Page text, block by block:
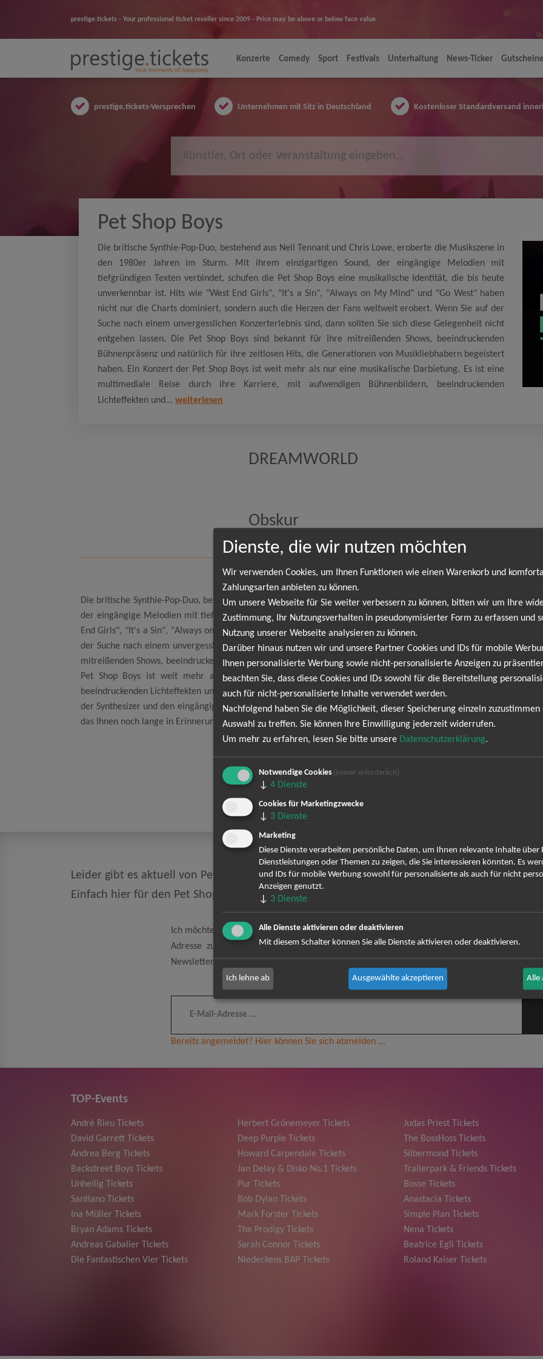
prestige.tickets - Your professional ticket reseller since 2009 - Price may be above or below face value
Konzerte Comedy Sport Festivals Unterhaltung News-Ticker Gutscheine
prestige.tickets-Versprechen Unternehmen mit Sitz in Deutschland Kostenloser Standardversand
Pet Shop Boys
Die britische Synthie-Pop-Duo, bestehend aus Neil Tennant und Chris Lowe, eroberte die Musikszene in
den 1980er Jahren im Sturm. Mit ihrem einzigartigen Sound, der eingängige Melodien mit
tiefgründigen Texten verbindet, schufen die Pet Shop Boys eine musikalische Identität, die bis heute
unverkennbar ist. Hits wie "West End Girls", "It's a Sin", "Always on My Mind" und "Go West" haben
nicht nur die Charts dominiert, sondern auch die Herzen der Fans weltweit erobert. Wenn Sie auf der
Suche nach einem unvergesslichen Konzerterlebnis sind, dann sollten Sie sich diese Gelegenheit nicht
entgehen lassen. Die Pet Shop Boys sind bekannt für ihre mitreißenden Shows, beeindruckenden
Bühnenpräsenz und natürlich für ihre zeitlosen Hits, die Generationen von Musikliebhabern begeistert
haben. Ein Konzert der Pet Shop Boys ist weit mehr als nur eine musikalische Darbietung. Es ist eine
multimediale Reise durch ihre Karriere, mit aufwendigen Bühnenbildern, beeindruckenden
Lichteffekten und... weiterlesen
DREAMWORLD
Obskur
Pet Shop Boys
Die britische Synthie-Pop-Duo, bestehend aus Neil Tennant und Chris Lowe, eroberte die Musikszene in den
der eingängige Melodien mit tiefgründigen Texten verbindet, schufen die Pet Shop Boys eine musikalische
End Girls", "It's a Sin", "Always on My Mind" und "Go West" haben nicht nur die Charts dominiert, sondern auch
der Suche nach einem unvergesslichen Konzerterlebnis sind, dann sollten Sie sich diese Gelegenheit nicht
mitreißenden Shows, beeindruckenden Bühnenpräsenz und natürlich für ihre zeitlosen Hits, die Generationen von
Pet Shop Boys ist weit mehr als nur eine musikalische Darbietung. Es ist eine multimediale Reise durch
beeindruckenden Lichteffekten und einer energiegeladenen Performance, die das Publikum in ihren Bann zieht.
der Synthesizer und den eingängigen Texten schafft eine Atmosphäre, die zum Tanzen, Mitsingen und Feiern
das Ihnen noch lange in Erinnerung bleiben wird
Obskur
Leider gibt es aktuell von Pet Shop Boys keine Termine. Wir informieren dich jedoch gerne
Einfach hier für den Pet Shop Boys Newsletter anmelden und keine Angebote und Tourdaten
Ich möchte den regelmäßig erscheinenden Newsletter abonnieren und bin daher mit einer
Adresse zum Zweck der Zustellung des Newsletters entsprechend der
Newsletter kann ich jederzeit wieder abbestellen.
Bereits angemeldet? Hier können Sie sich abmelden ...
TOP-Events
André Rieu Tickets
David Garrett Tickets
Andrea Berg Tickets
Backstreet Boys Tickets
Unheilig Tickets
Santiano Tickets
Ina Müller Tickets
Bryan Adams Tickets
Andreas Gabalier Tickets
Die Fantastischen Vier Tickets
Herbert Grönemeyer Tickets
Deep Purple Tickets
Howard Carpendale Tickets
Jan Delay & Disko No.1 Tickets
Pur Tickets
Bob Dylan Tickets
Mark Forster Tickets
The Prodigy Tickets
Sarah Connor Tickets
Niedeckens BAP Tickets
Judas Priest Tickets
The BossHoss Tickets
Silbermond Tickets
Trailerpark & Friends Tickets
Bosse Tickets
Anastacia Tickets
Simple Plan Tickets
Nena Tickets
Beatrice Egli Tickets
Roland Kaiser Tickets
Dienste, die wir nutzen möchten
Wir verwenden Cookies, um Ihnen Funktionen wie einen Warenkorb und
Zahlungsarten anbieten zu können.
Um unsere Webseite für Sie weiter verbessern zu können, bitten wir um Ihre
Zustimmung, Ihr Nutzungsverhalten in pseudonymisierter Form zu erfassen und
Nutzung unserer Webseite analysieren zu können.
Darüber hinaus nutzen wir und unsere Partner Cookies und IDs für mobile
Ihnen personalisierte Werbung sowie nicht-personalisierte Anzeigen zu
beachten Sie, dass diese Cookies und IDs sowohl für die Bereitstellung
auch für nicht-personalisierte Inhalte verwendet werden.
Nachfolgend haben Sie die Möglichkeit, dieser Speicherung einzeln zuzustimmen
Auswahl zu treffen. Sie können Ihre Einwilligung jederzeit widerrufen.
Um mehr zu erfahren, lesen Sie bitte unsere Datenschutzerklärung.
Notwendige Cookies (immer erforderlich)
↓ 4 Dienste
Cookies für Marketingzwecke
↓ 3 Dienste
Marketing
Diese Dienste verarbeiten persönliche Daten, um Ihnen relevante Inhalte über
Dienstleistungen oder Themen zu zeigen, die Sie interessieren könnten. Es
und IDs für mobile Werbung sowohl für personalisierte als auch für nicht
Anzeigen genutzt.
↓ 3 Dienste
Alle Dienste aktivieren oder deaktivieren
Mit diesem Schalter können Sie alle Dienste aktivieren oder deaktivieren.
Ich lehne ab Ausgewählte akzeptieren Alle